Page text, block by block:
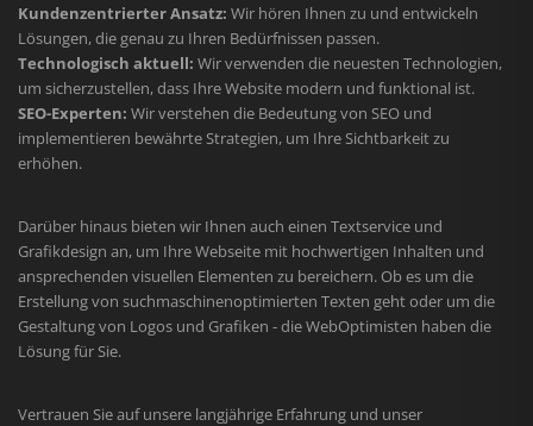
Kundenzentrierter Ansatz: Wir hören Ihnen zu und entwickeln
Lösungen, die genau zu Ihren Bedürfnissen passen.
Technologisch aktuell: Wir verwenden die neuesten Technologien,
um sicherzustellen, dass Ihre Website modern und funktional ist.
SEO-Experten: Wir verstehen die Bedeutung von SEO und
implementieren bewährte Strategien, um Ihre Sichtbarkeit zu
erhöhen.
Darüber hinaus bieten wir Ihnen auch einen Textservice und
Grafikdesign an, um Ihre Webseite mit hochwertigen Inhalten und
ansprechenden visuellen Elementen zu bereichern. Ob es um die
Erstellung von suchmaschinenoptimierten Texten geht oder um die
Gestaltung von Logos und Grafiken - die WebOptimisten haben die
Lösung für Sie.
Vertrauen Sie auf unsere langjährige Erfahrung und unser